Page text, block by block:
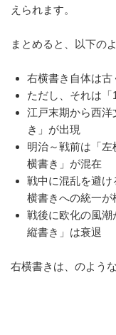
えられます。
まとめると、以下の
右横書き自体は古
ただし、それは「
江戸末期から西
き」が出現
明治～戦前は「
横書き」が混在
戦中に混乱を避
横書きへの統一
戦後に欧化の風
縦書き」は衰退
右横書きは、のよう